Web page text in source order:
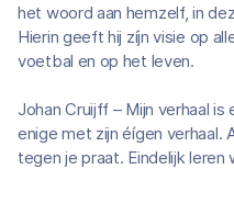
het woord aan hemzelf, in
Hierin geeft hij zíjn visie op
voetbal en op het leven.
Johan Cruijff – Mijn verhaal
enige met zijn éígen verhaal.
tegen je praat. Eindelijk leren